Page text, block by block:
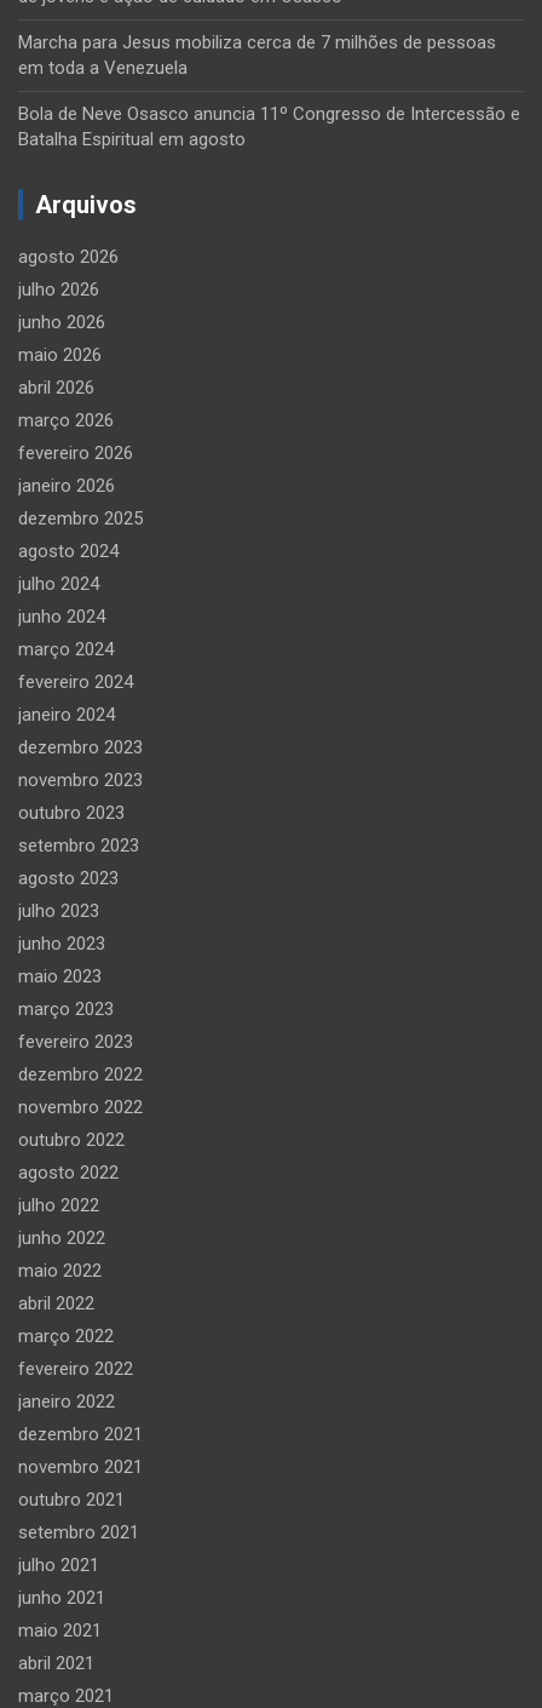
Marcha para Jesus mobiliza cerca de 7 milhões de pessoas
em toda a Venezuela
Bola de Neve Osasco anuncia 11º Congresso de Intercessão e
Batalha Espiritual em agosto
Arquivos
agosto 2026
julho 2026
junho 2026
maio 2026
abril 2026
março 2026
fevereiro 2026
janeiro 2026
dezembro 2025
agosto 2024
julho 2024
junho 2024
março 2024
fevereiro 2024
janeiro 2024
dezembro 2023
novembro 2023
outubro 2023
setembro 2023
agosto 2023
julho 2023
junho 2023
maio 2023
março 2023
fevereiro 2023
dezembro 2022
novembro 2022
outubro 2022
agosto 2022
julho 2022
junho 2022
maio 2022
abril 2022
março 2022
fevereiro 2022
janeiro 2022
dezembro 2021
novembro 2021
outubro 2021
setembro 2021
julho 2021
junho 2021
maio 2021
abril 2021
março 2021